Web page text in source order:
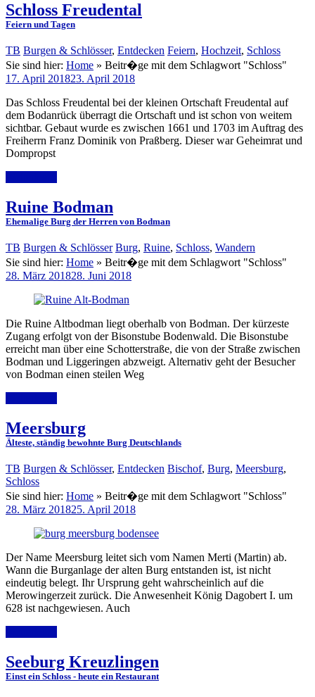
Schloss Freudental
Feiern und Tagen
TB Burgen & Schlösser, Entdecken Feiern, Hochzeit, Schloss
Sie sind hier: Home » Beitr�ge mit dem Schlagwort "Schloss"
17. April 201823. April 2018
Das Schloss Freudental bei der kleinen Ortschaft Freudental auf
dem Bodanrück überragt die Ortschaft und ist schon von weitem
sichtbar. Gebaut wurde es zwischen 1661 und 1703 im Auftrag des
Freiherrn Franz Dominik von Praßberg. Dieser war Geheimrat und
Dompropst
Ruine Bodman
Ehemalige Burg der Herren von Bodman
TB Burgen & Schlösser Burg, Ruine, Schloss, Wandern
Sie sind hier: Home » Beitr�ge mit dem Schlagwort "Schloss"
28. März 201828. Juni 2018
Die Ruine Altbodman liegt oberhalb von Bodman. Der kürzeste
Zugang erfolgt von der Bisonstube Bodenwald. Die Bisonstube
erreicht man über eine Schotterstraße, die von der Straße zwischen
Bodman und Liggeringen abzweigt. Alternativ geht der Besucher
von Bodman einen steilen Weg
Meersburg
Älteste, ständig bewohnte Burg Deutschlands
TB Burgen & Schlösser, Entdecken Bischof, Burg, Meersburg,
Schloss
Sie sind hier: Home » Beitr�ge mit dem Schlagwort "Schloss"
28. März 201825. April 2018
Der Name Meersburg leitet sich vom Namen Merti (Martin) ab.
Wann die Burganlage der alten Burg entstanden ist, ist nicht
eindeutig belegt. Ihr Ursprung geht wahrscheinlich auf die
Merowingerzeit zurück. Die Anwesenheit König Dagobert I. um
628 ist nachgewiesen. Auch
Seeburg Kreuzlingen
Einst ein Schloss - heute ein Restaurant